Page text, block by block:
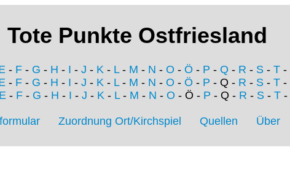
Tote Punkte Ostfriesland
- F - G - H - I - J - K - L- M - N - O - Ö - P - Q - R - S - T -
- F - G - H - I - J - K - L- M - N - O - Ö - P - Q - R - S - T -
E- F- G - H - I - J - K- L- M - N - O - Ö - P - Q - R - S- T-
Zuordnung Ort/Kirchspiel Quellen Über